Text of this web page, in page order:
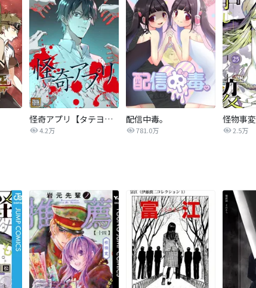
怪奇アプリ【タテヨミ】
4.2万
配信中毒。
781.0万
怪物事変
2.5万